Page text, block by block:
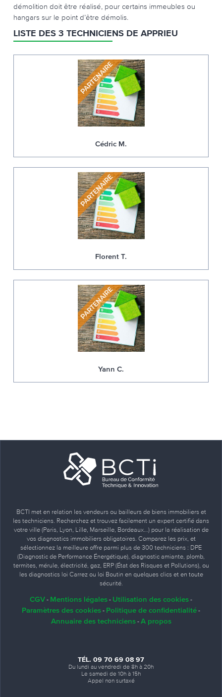
démolition doit être réalisé, pour certains immeubles ou
hangars sur le point d’être démolis.
LISTE DES 3 TECHNICIENS DE APPRIEU
Cédric M.
Florent T.
Yann C.
BCTI met en relation les vendeurs ou bailleurs de biens immobiliers et
les techniciens. Recherchez et trouvez facilement un expert certifié dans
votre ville (Paris, Lyon, Lille, Marseille, Bordeaux…) pour la réalisation de
vos diagnostics immobiliers obligatoires. Comparez les prix, et
sélectionnez la meilleure offre parmi plus de 300 techniciens : DPE
(Diagnostic de Performance Énergétique), diagnostic amiante, plomb,
termites, mérule, électricité, gaz, ERP (État des Risques et Pollutions), ou
les diagnostics loi Carrez ou loi Boutin en quelques clics et en toute
sécurité.
CGV - Mentions légales - Utilisation des cookies -
Paramètres des cookies - Politique de confidentialité -
Annuaire des techniciens- A propos
TÉL. 09 70 69 08 97
Du lundi au vendredi de 8h à 20h
Le samedi de 10h à 15h
Appel non surtaxé